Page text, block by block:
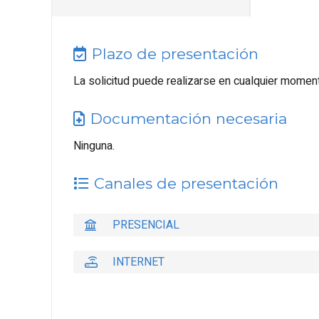
Plazo de presentación
La solicitud puede realizarse en cualquier
Documentación necesaria
Ninguna.
Canales de presentación
PRESENCIAL
INTERNET